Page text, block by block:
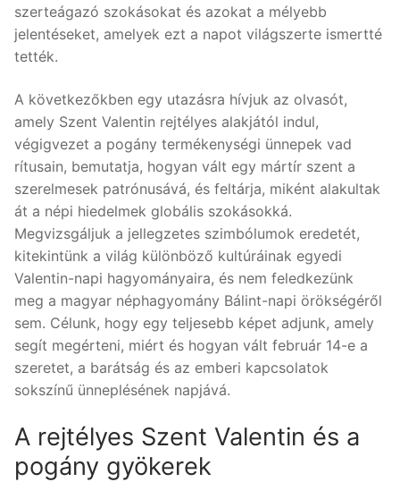
szerteágazó szokásokat és azokat a mélyebb
jelentéseket, amelyek ezt a napot világszerte ismertté
tették.
A következőkben egy utazásra hívjuk az olvasót,
amely Szent Valentin rejtélyes alakjától indul,
végigvezet a pogány termékenységi ünnepek vad
rítusain, bemutatja, hogyan vált egy mártír szent a
szerelmesek patrónusává, és feltárja, miként alakultak
át a népi hiedelmek globális szokásokká.
Megvizsgáljuk a jellegzetes szimbólumok eredetét,
kitekintünk a világ különböző kultúráinak egyedi
Valentin-napi hagyományaira, és nem feledkezünk
meg a magyar néphagyomány Bálint-napi örökségéről
sem. Célunk, hogy egy teljesebb képet adjunk, amely
segít megérteni, miért és hogyan vált február 14-e a
szeretet, a barátság és az emberi kapcsolatok
sokszínű ünneplésének napjává.
A rejtélyes Szent Valentin és a
pogány gyökerek